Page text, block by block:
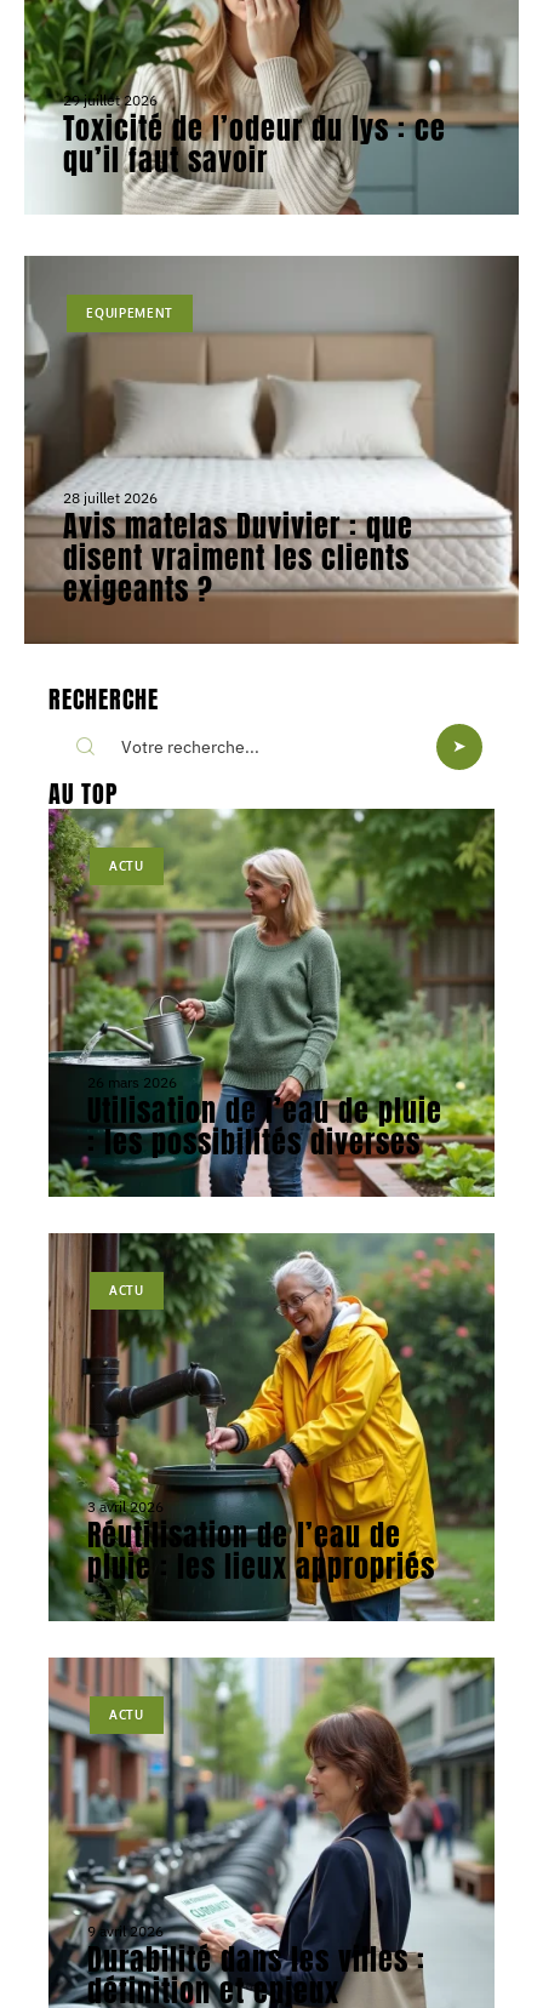
29 juillet 2026
Toxicité de l’odeur du lys : ce
qu’il faut savoir
EQUIPEMENT
28 juillet 2026
Avis matelas Duvivier : que
disent vraiment les clients
exigeants ?
RECHERCHE
AU TOP
ACTU
26 mars 2026
Utilisation de l’eau de pluie
: les possibilités diverses
ACTU
3 avril 2026
Réutilisation de l’eau de
pluie : les lieux appropriés
ACTU
9 avril 2026
Durabilité dans les villes :
définition et enjeux